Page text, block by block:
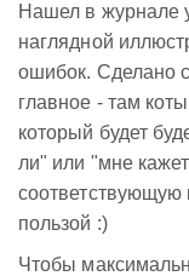
Нашел в журнале
наглядной
ошибок. Сделано
главное - там
который будет
ли" или "мне
соответствующую
пользой :)
Чтобы